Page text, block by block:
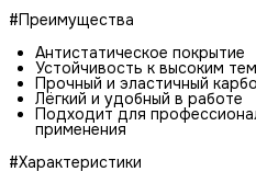
#Преимущества
Антистатическое покрытие
Устойчивость к высоким
Прочный и эластичный
Лёгкий и удобный в работе
Подходит для
применения
#Характеристики